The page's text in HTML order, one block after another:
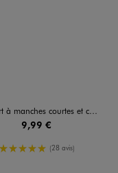
courtes et col tunisien homme
9,99 €
5/5 de moyenne
(28 avis)